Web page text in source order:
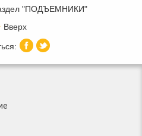
"ПОДЪЕМНИКИ"
Вверх